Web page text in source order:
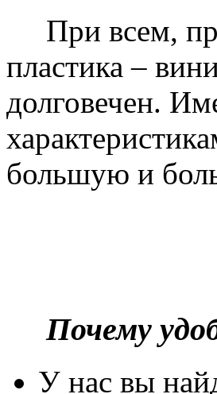
При всем, при
пластика –
долговечен.
большую и
Почему
У нас вы